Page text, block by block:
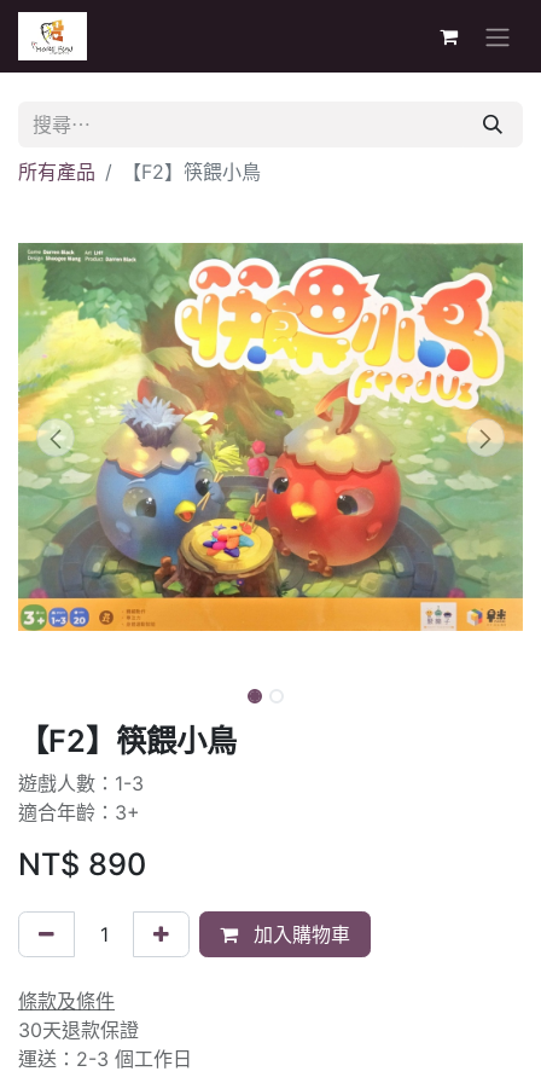
所有產品 【F2】筷餵小鳥
【F2】筷餵小鳥
遊戲人數：1-3
適合年齡：3+
NT$ 890
加入購物車
條款及條件
30天退款保證
運送：2-3 個工作日